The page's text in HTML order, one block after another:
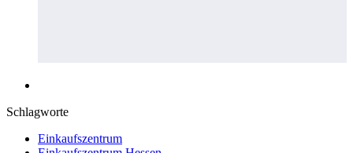
Schlagworte
Einkaufszentrum